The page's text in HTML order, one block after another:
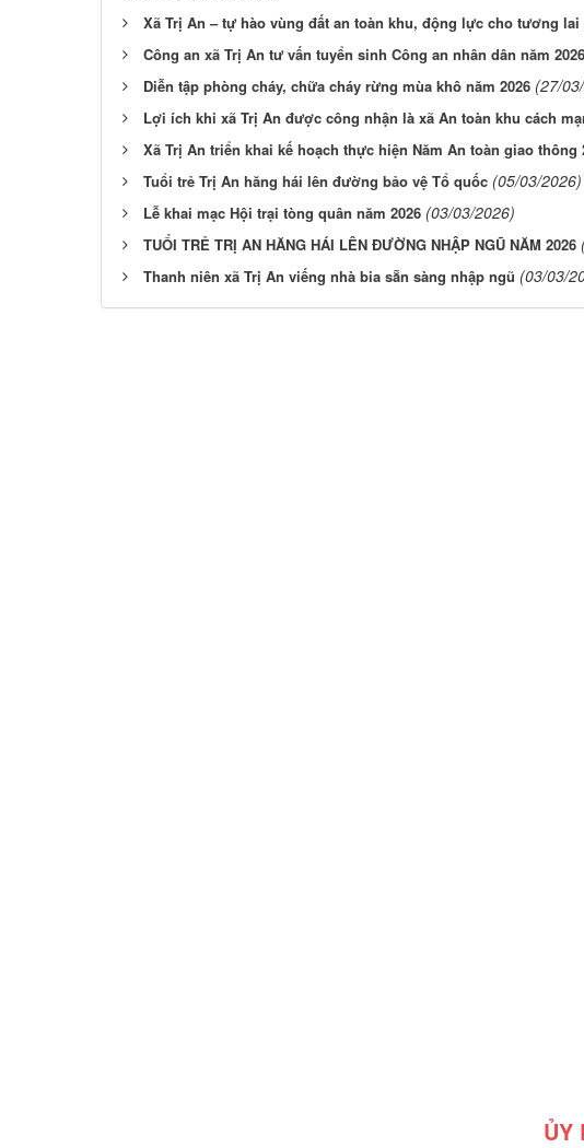
Xã Trị An – tự hào vùng đất an toàn khu, động lực cho tương lai
Công an xã Trị An tư vấn tuyển sinh Công an nhân dân năm 2026
Diễn tập phòng cháy, chữa cháy rừng mùa khô năm 2026 (27/
Lợi ích khi xã Trị An được công nhận là xã An toàn khu cách
Xã Trị An triển khai kế hoạch thực hiện Năm An toàn giao thông
Tuổi trẻ Trị An hăng hái lên đường bảo vệ Tổ quốc (05/03/2026)
Lễ khai mạc Hội trại tòng quân năm 2026 (03/03/2026)
TUỔI TRẺ TRỊ AN HĂNG HÁI LÊN ĐƯỜNG NHẬP NGŨ NĂM 2026
Thanh niên xã Trị An viếng nhà bia sẵn sàng nhập ngũ (03/03/
ỦY